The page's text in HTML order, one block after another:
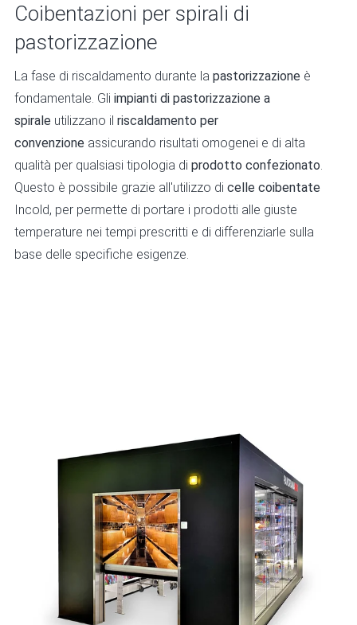
Coibentazioni per spirali di
pastorizzazione
La fase di riscaldamento durante la pastorizzazione è
fondamentale. Gli impianti di pastorizzazione a
spirale utilizzano il riscaldamento per
convenzione assicurando risultati omogenei e di alta
qualità per qualsiasi tipologia di prodotto confezionato
Questo è possibile grazie all'utilizzo di celle coibentate
Incold, per permette di portare i prodotti alle giuste
temperature nei tempi prescritti e di differenziarle sulla
base delle specifiche esigenze.